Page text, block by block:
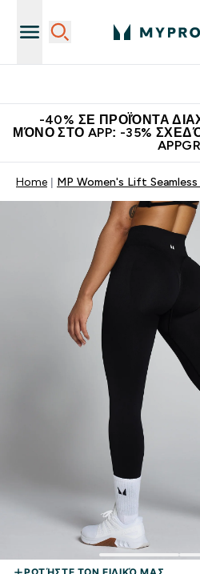
-40% ΣΕ ΠΡΟΪΌΝΤΑ
ΜΌΝΟ ΣΤΟ APP: -35%
APPGR
Home MP Women's Lift